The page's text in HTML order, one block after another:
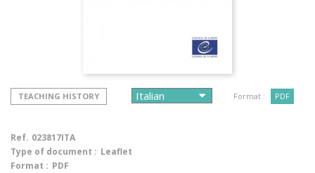
TEACHING HISTORY Format : PDF
Ref. 023817ITA
Type of document : Leaflet
Format : PDF